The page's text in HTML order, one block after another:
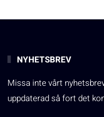
NYHETSBREV
Missa inte vårt
uppdaterad så fort det